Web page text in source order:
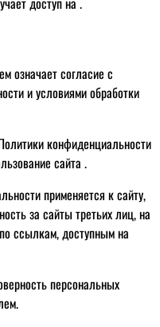
означает согласие с
и условиями обработки
конфиденциальности
сайта .
применяется к сайту,
за сайты третьих лиц, на
ссылкам, доступным на
персональных